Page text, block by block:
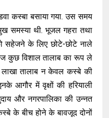
कस्बा बसाया गया. उस समय
समस्या थी. भूजल गहरा तथा
सहेजने के लिए छोटे-छोटे नाले
कुछ विशाल तालाब का रूप ले
तालाब न केवल कस्बे की
आगौर में वृक्षों की हरियाली
और नगरपालिका की उन्नत
के बीच होने के बावजूद दोनों